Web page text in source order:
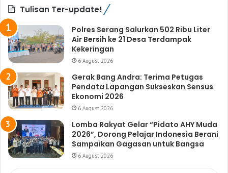
Tulisan Ter-update!
Polres Serang Salurkan 502 Ribu Liter
Air Bersih ke 21 Desa Terdampak
Kekeringan
6 August 2026
Gerak Bang Andra: Terima Petugas
Pendata Lapangan Sukseskan Sensus
Ekonomi 2026
6 August 2026
Lomba Rakyat Gelar “Pidato AHY Muda
2026”, Dorong Pelajar Indonesia Berani
Sampaikan Gagasan untuk Bangsa
6 August 2026